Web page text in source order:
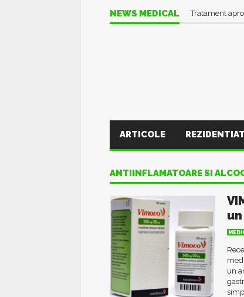
NEWS MEDICAL Tratament
ARTICOLE REZIDENTIAT
ANTIINFLAMATOARE SI
un